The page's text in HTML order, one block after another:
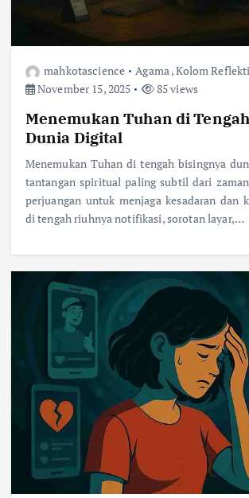
mahkotascience Agama,Kolom
November 15, 2025
85 views
Menemukan Tuhan di
Dunia Digital
Menemukan Tuhan di tengah bisingnya
tantangan spiritual paling subtil dari
perjuangan untuk menjaga kesadaran dan
di tengah riuhnya notifikasi, sorotan layar,…